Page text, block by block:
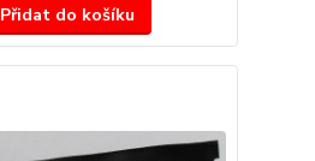
Přidat do košíku